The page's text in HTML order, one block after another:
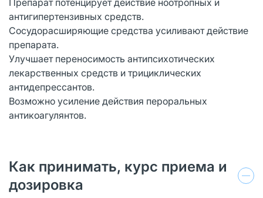
антигипертензивных средств.
Сосудорасширяющие средства усиливают действие
препарата.
Улучшает переносимость антипсихотических
лекарственных средств и трициклических
антидепрессантов.
Возможно усиление действия пероральных
антикоагулянтов.
Как принимать, курс приема и
дозировка